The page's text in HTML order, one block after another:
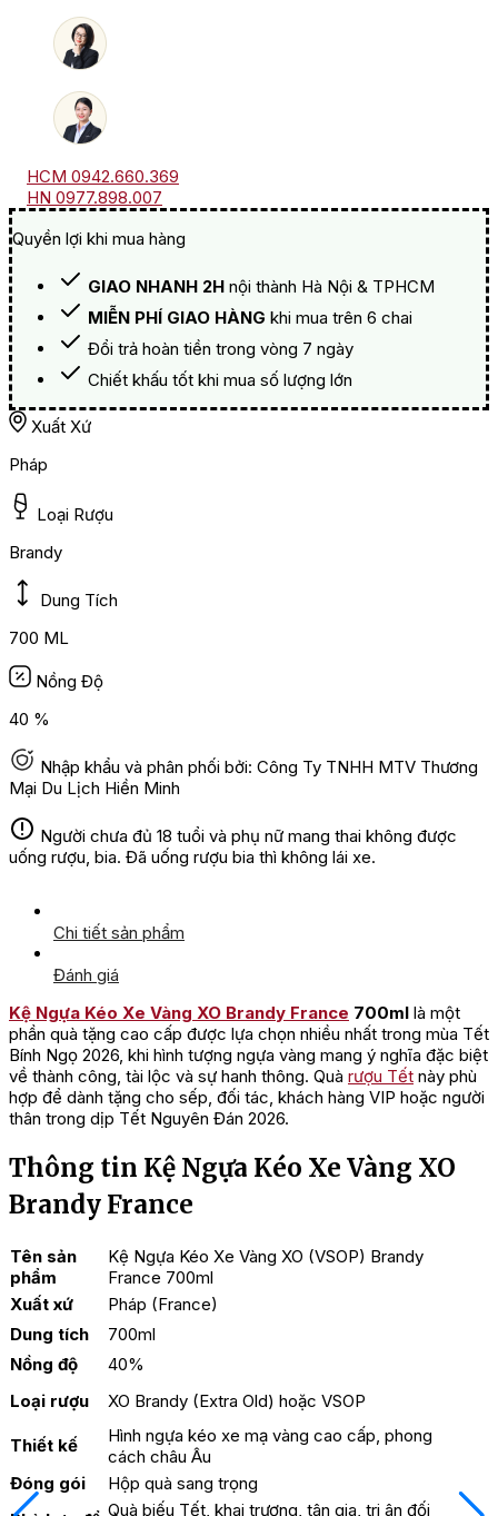
HCM 0942.660.369
HN 0977.898.007
Quyền lợi khi mua hàng
GIAO NHANH 2H nội thành Hà Nội & TPHCM
MIỄN PHÍ GIAO HÀNG khi mua trên 6 chai
Đổi trả hoàn tiền trong vòng 7 ngày
Chiết khấu tốt khi mua số lượng lớn
Xuất Xứ
Pháp
Loại Rượu
Brandy
Dung Tích
700 ML
Nồng Độ
40 %
Nhập khẩu và phân phối bởi: Công Ty TNHH MTV Thương
Mại Du Lịch Hiền Minh
Người chưa đủ 18 tuổi và phụ nữ mang thai không được
uống rượu, bia. Đã uống rượu bia thì không lái xe.
Chi tiết sản phẩm
Đánh giá
Kệ Ngựa Kéo Xe Vàng XO Brandy France 700ml là một
phần quà tặng cao cấp được lựa chọn nhiều nhất trong mùa Tết
Bính Ngọ 2026, khi hình tượng ngựa vàng mang ý nghĩa đặc biệt
về thành công, tài lộc và sự hanh thông. Quà rượu Tết này phù
hợp để dành tặng cho sếp, đối tác, khách hàng VIP hoặc người
thân trong dịp Tết Nguyên Đán 2026.
Thông tin Kệ Ngựa Kéo Xe Vàng XO
Brandy France
Tên sản
phẩm
Kệ Ngựa Kéo Xe Vàng XO (VSOP) Brandy
France 700ml
Xuất xứ
Pháp (France)
Dung tích
700ml
Nồng độ
40%
Loại rượu
XO Brandy (Extra Old) hoặc VSOP
Thiết kế
Hình ngựa kéo xe mạ vàng cao cấp, phong
cách châu Âu
Đóng gói
Hộp quà sang trọng
Quà biếu Tết, khai trương, tân gia, tri ân đối